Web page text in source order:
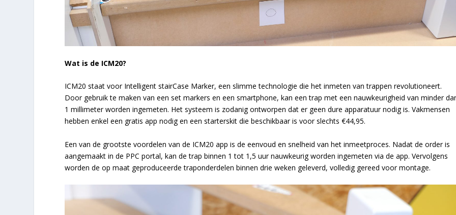
Wat is de ICM20?
ICM20 staat voor Intelligent stairCase Marker, een slimme technologie die het inmeten van trappen revolutioneert.
Door gebruik te maken van een set markers en een smartphone, kan een trap met een nauwkeurigheid van minder
1 millimeter worden ingemeten. Het systeem is zodanig ontworpen dat er geen dure apparatuur nodig is. Vakmensen
hebben enkel een gratis app nodig en een starterskit die beschikbaar is voor slechts €44,95.
Een van de grootste voordelen van de ICM20 app is de eenvoud en snelheid van het inmeetproces. Nadat de order is
aangemaakt in de PPC portal, kan de trap binnen 1 tot 1,5 uur nauwkeurig worden ingemeten via de app. Vervolgens
worden de op maat geproduceerde traponderdelen binnen drie weken geleverd, volledig gereed voor montage.